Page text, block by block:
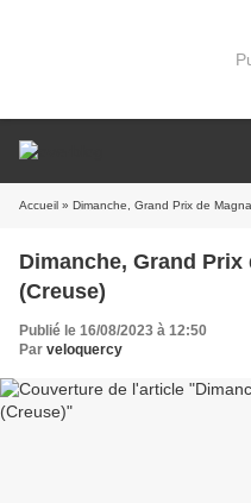
Accueil » Dimanche, Grand Prix de
Dimanche, Grand
(Creuse)
Publié le 16/08/2023 à 12:50
Par veloquercy